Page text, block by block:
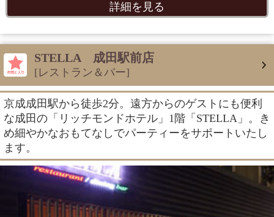
詳細を見る
STELLA 成田駅前店
[レストラン＆バー]
京成成田駅から徒歩2分。遠方からのゲストにも便利
な成田の「リッチモンドホテル」1階「STELLA」。き
め細やかなおもてなしでパーティーをサポートいたし
ます。